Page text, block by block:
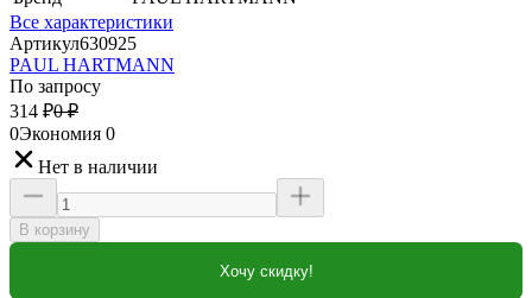
Все характеристики
Артикул630925
PAUL HARTMANN
По запросу
314 ₽0 ₽
0Экономия 0
Нет в наличии
В корзину
Хочу скидку!